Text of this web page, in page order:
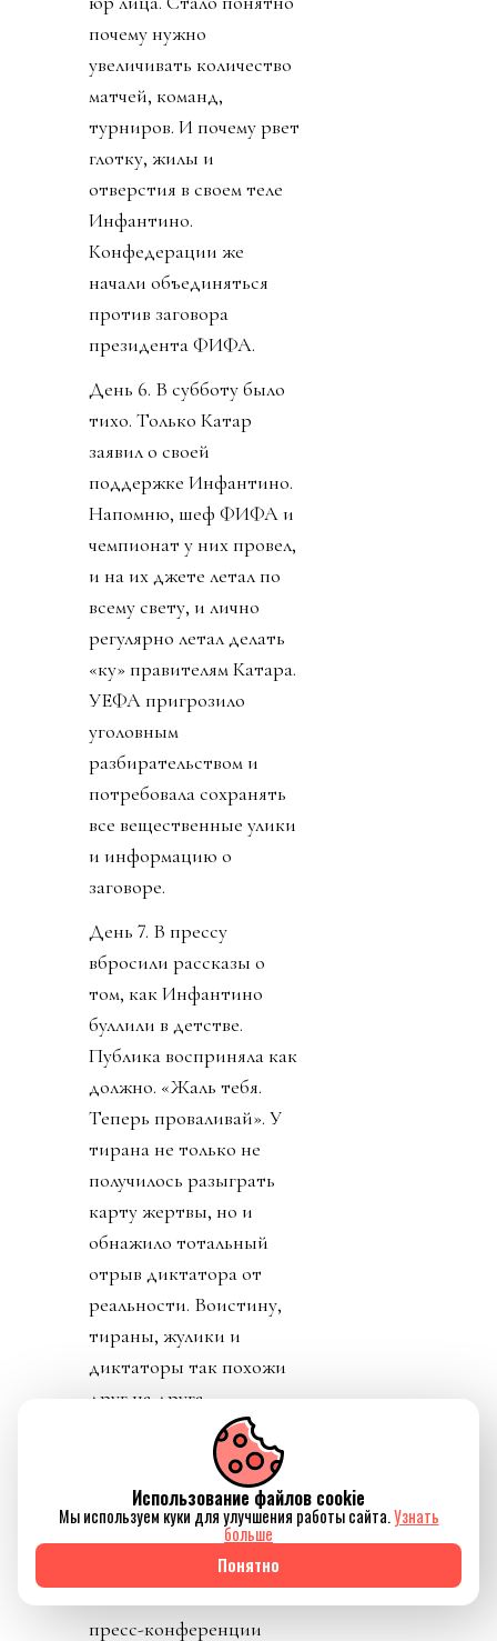
почему нужно
увеличивать количество
матчей, команд,
турниров. И почему рвет
глотку, жилы и
отверстия в своем теле
Инфантино.
Конфедерации же
начали объединяться
против заговора
президента ФИФА.
День 6. В субботу было
тихо. Только Катар
заявил о своей
поддержке Инфантино.
Напомню, шеф ФИФА и
чемпионат у них провел,
и на их джете летал по
всему свету, и лично
регулярно летал делать
«ку» правителям Катара.
УЕФА пригрозило
уголовным
разбирательством и
потребовала сохранять
все вещественные улики
и информацию о
заговоре.
День 7. В прессу
вбросили рассказы о
том, как Инфантино
буллили в детстве.
Публика восприняла как
должно. «Жаль тебя.
Теперь проваливай». У
тирана не только не
получилось разыграть
карту жертвы, но и
обнажило тотальный
отрыв диктатора от
реальности. Воистину,
тираны, жулики и
диктаторы так похожи
друг на друга.
День 8. Понедельник. А
бенефициар и
«папочка» лысого из
ФИФА? А он не
пресс-конференции
Использование файлов cookie
Мы используем куки для улучшения работы сайта.Узнать
больше
Понятно